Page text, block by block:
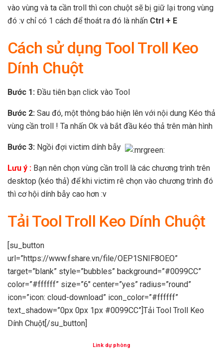
vào vùng và ta cần troll thì con chuột sẽ bị giữ lại trong vùng
đó :v chỉ có 1 cách để thoát ra đó là nhấn Ctrl + E
Cách sử dụng Tool Troll Keo
Dính Chuột
Bước 1: Đầu tiên bạn click vào Tool
Bước 2: Sau đó, một thông báo hiện lên với nội dung Kéo thả
vùng cần troll ! Ta nhấn Ok và bắt đầu kéo thả trên màn hình
Bước 3: Ngồi đợi victim dính bẫy
Lưu ý : Bạn nên chọn vùng cần troll là các chương trình trên
desktop (kéo thả) để khi victim rê chọn vào chương trình đó
thì cơ hội dính bẫy cao hơn :v
Tải Tool Troll Keo Dính Chuột
[su_button
url=”https://www.fshare.vn/file/OEP1SNIF8OEO”
target=”blank” style=”bubbles” background=”#0099CC”
color=”#ffffff” size=”6″ center=”yes” radius=”round”
icon=”icon: cloud-download” icon_color=”#ffffff”
text_shadow=”0px 0px 1px #0099CC”]Tải Tool Troll Keo
Dính Chuột[/su_button]
Link dự phòng